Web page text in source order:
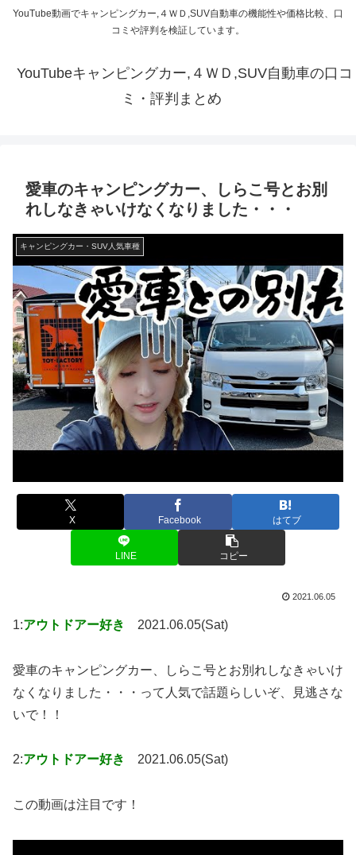
YouTube動画でキャンピングカー,４ＷＤ,SUV自動車の機能性や価格比較、口
コミや評判を検証しています。
YouTubeキャンピングカー,４ＷＤ,SUV自動車の口コ
ミ・評判まとめ
愛車のキャンピングカー、しらこ号とお別
れしなきゃいけなくなりました・・・
キャンピングカー・SUV人気車種
X Facebook はてブ
LINE コピー
2021.06.05
1:アウトドアー好き 2021.06.05(Sat)
愛車のキャンピングカー、しらこ号とお別れしなきゃいけ
なくなりました・・・って人気で話題らしいぞ、見逃さな
いで！！
2:アウトドアー好き 2021.06.05(Sat)
この動画は注目です！